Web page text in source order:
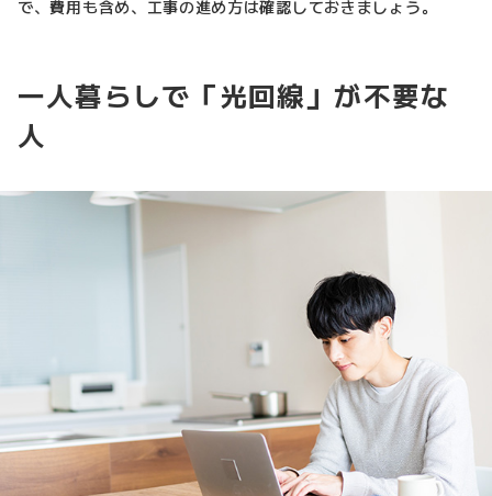
で、費用も含め、工事の進め方は確認しておきましょう。
一人暮らしで「光回線」が不要な
人